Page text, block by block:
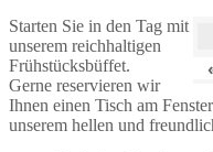
Starten Sie in den Tag mit
unserem reichhaltigen
Frühstücksbüffet.
Gerne reservieren wir
Ihnen einen Tisch am
unserem hellen und